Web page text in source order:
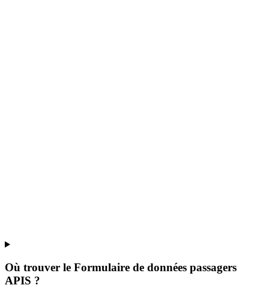
Où trouver le Formulaire de données passagers
APIS ?